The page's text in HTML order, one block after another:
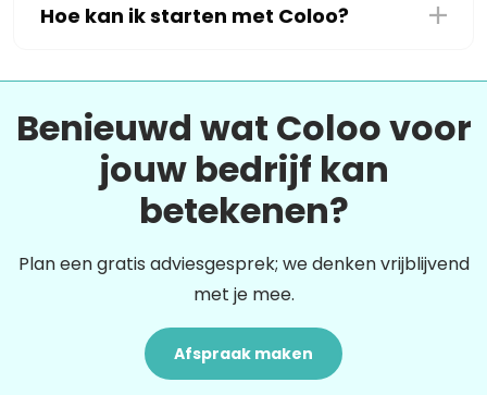
Hoe kan ik starten met Coloo?
Benieuwd wat Coloo voor
jouw bedrijf kan
betekenen?
Plan een gratis adviesgesprek; we denken vrijblijvend
met je mee.
Afspraak maken